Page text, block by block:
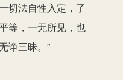
切法自性入定，了
等，一无所见，也
诤三昧。”